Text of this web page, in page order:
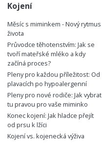
Kojení
Měsíc s miminkem - Nový rytmus
života
Průvodce těhotenstvím: Jak se
tvoří mateřské mléko a kdy
začíná proces?
Pleny pro každou příležitost: Od
plavacích po hypoalergenní
Pleny pro nové rodiče: Jak vybrat
tu pravou pro vaše miminko
Konec kojení: Jak hladce přejít
od prsu k lžíci
Kojení vs. kojenecká výživa